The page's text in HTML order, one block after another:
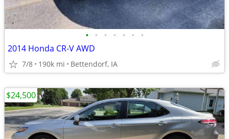
• • • • • • •
2014 Honda CR-V AWD
7/8 190k mi Bettendorf, IA
$24,500